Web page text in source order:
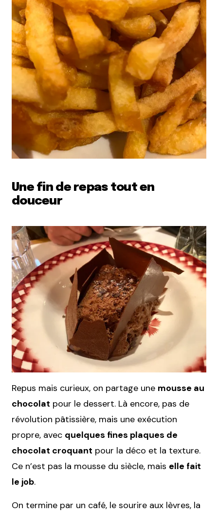
Une fin de repas tout en
douceur
Repus mais curieux, on partage une mousse au
chocolat pour le dessert. Là encore, pas de
révolution pâtissière, mais une exécution
propre, avec quelques fines plaques de
chocolat croquant pour la déco et la texture.
Ce n’est pas la mousse du siècle, mais elle fait
le job.
On termine par un café, le sourire aux lèvres, la